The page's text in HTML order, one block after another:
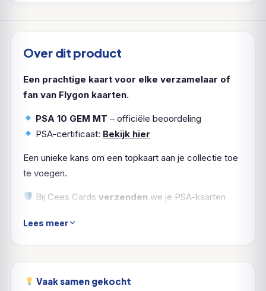
Over dit product
Een prachtige kaart voor elke verzamelaar of
fan van Flygon kaarten.
PSA 10 GEM MT – officiële beoordeling
PSA-certificaat: Bekijk hier
Een unieke kans om een topkaart aan je collectie toe
te voegen.
Bij Cees Cardsverzenden we je PSA-kaarten
komt jouw Flygon
Lees meer
Vaak samen gekocht